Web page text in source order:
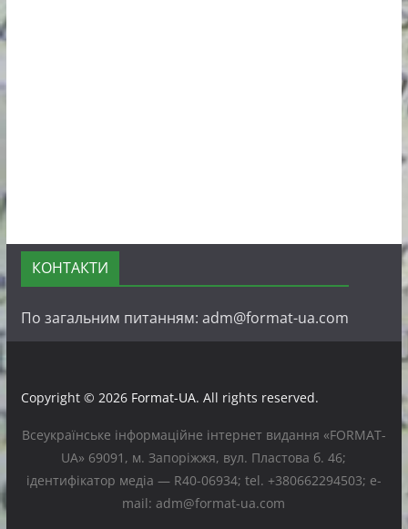
КОНТАКТИ
По загальним питанням: adm@format-ua.com
Copyright © 2026 Format-UA. All rights reserved.
Всеукраїнське інформаційне інтернет видання «FORMAT-
UA» 69091, м. Запоріжжя, вул. Пластова б. 46;
ідентифікатор медіа — R40-06934; tel. +380662294503; e-
mail: adm@format-ua.com